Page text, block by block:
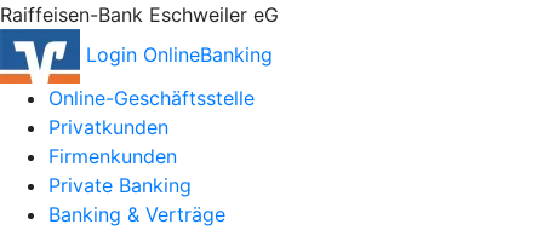
Raiffeisen-Bank Eschweiler eG
Login OnlineBanking
Online-Geschäftsstelle
Privatkunden
Firmenkunden
Private Banking
Banking & Verträge